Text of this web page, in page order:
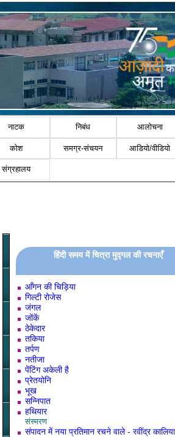
नाटक निबंध आलोचना
कोश समग्र-संचयन आडियो/वीडियो
संग्रहालय
हिंदी समय में चित्रा मुद्गल की रचनाएँ
आँगन की चिड़िया
गिल्टी रोजेस
जंगल
जोंकें
ठेकेदार
तकिया
तर्पण
नतीजा
पेंटिंग अकेली है
प्रेतयोनि
भूख
सन्निपात
हथियार
संस्मरण
संपादन में नया प्रतिमान रचने वाले - रवींद्र कालिया